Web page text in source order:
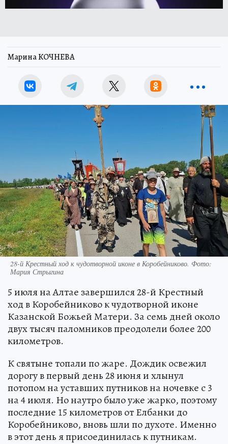
Марина КОЧНЕВА
28-й Крестный ход к чудотворной иконе в Коробейниково. Фото:
Мария Стрыгина
5 июля на Алтае завершился 28-й Крестный
ход в Коробейниково к чудотворной иконе
Казанской Божьей Матери. За семь дней около
двух тысяч паломников преодолели более 200
километров.
К святыне топали по жаре. Дождик освежил
дорогу в первый день 28 июня и хлынул
потопом на уставших путников на ночевке с 3
на 4 июля. Но наутро было уже жарко, поэтому
последние 15 километров от Елбанки до
Коробейниково, вновь шли по духоте. Именно
в этот день я присоединилась к путникам.